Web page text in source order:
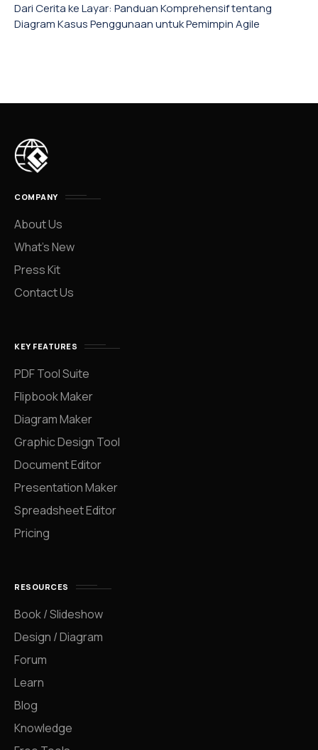
Dari Cerita ke Layar: Panduan Komprehensif tentang
Diagram Kasus Penggunaan untuk Pemimpin Agile
COMPANY
About Us
What’s New
Press Kit
Contact Us
KEY FEATURES
PDF Tool Suite
Flipbook Maker
Diagram Maker
Graphic Design Tool
Document Editor
Presentation Maker
Spreadsheet Editor
Pricing
RESOURCES
Book / Slideshow
Design / Diagram
Forum
Learn
Blog
Knowledge